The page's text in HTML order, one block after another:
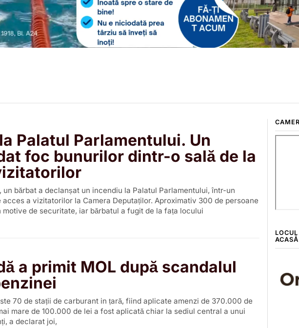
Palatul Parlamentului. Un
foc bunurilor dintr-o sală de la
un bărbat a declanșat un incendiu la Palatul Parlamentului, într-un
acces a vizitatorilor la Camera Deputaților. Aproximativ 300 de persoane
de securitate, iar bărbatul a fugit de la fața locului
a primit MOL după scandalul
70 de stații de carburant in țară, fiind aplicate amenzi de 370.000 de
mare de 100.000 de lei a fost aplicată chiar la sediul central a unui
a declarat joi,
ACASĂ